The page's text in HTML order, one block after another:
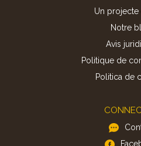
Un projecte
Notre
Avis
Politique de
Politica de